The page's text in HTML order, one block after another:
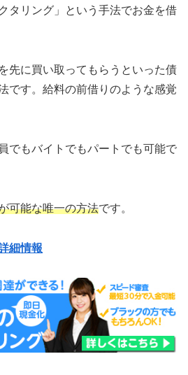
タリング」という手法でお金を借
先に買い取ってもらうといった債
です。給料の前借りのような感覚
でもバイトでもパートでも可能で
可能な唯一の方法です。
細情報